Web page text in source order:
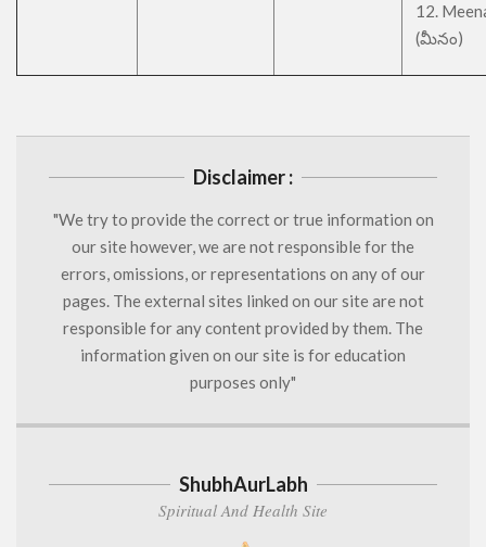
12.
(మీనం)
Disclaimer :
"We try to provide the correct or true information on
our site however, we are not responsible for the
errors, omissions, or representations on any of our
pages. The external sites linked on our site are not
responsible for any content provided by them. The
information given on our site is for education
purposes only"
ShubhAurLabh
Spiritual And Health Site